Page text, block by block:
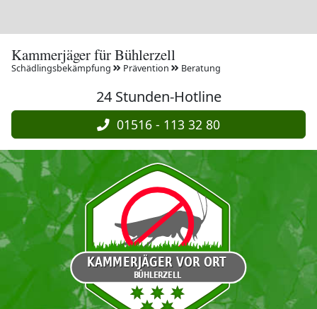
Kammerjäger für Bühlerzell
Schädlingsbekämpfung Prävention Beratung
24 Stunden-Hotline
01516 - 113 32 80